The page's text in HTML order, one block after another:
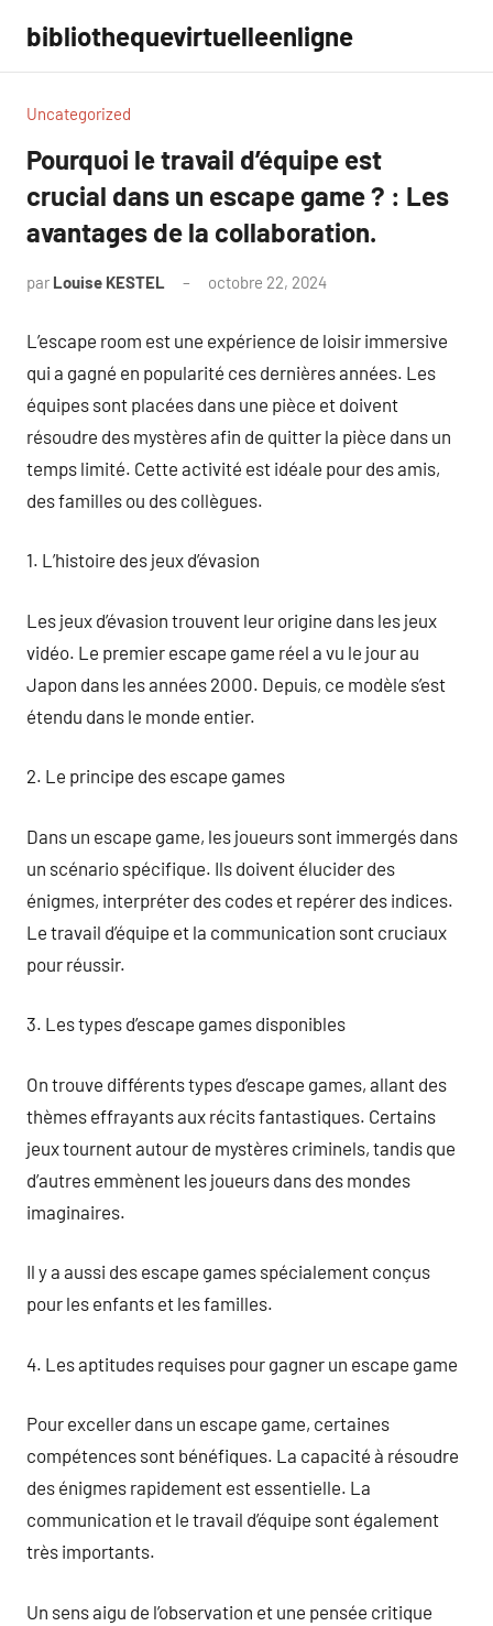
contenu
bibliothequevirtuelleenligne
Uncategorized
Pourquoi le travail d’équipe est
crucial dans un escape game ? : Les
avantages de la collaboration.
par Louise KESTEL octobre 22, 2024
L’escape room est une expérience de loisir immersive
qui a gagné en popularité ces dernières années. Les
équipes sont placées dans une pièce et doivent
résoudre des mystères afin de quitter la pièce dans un
temps limité. Cette activité est idéale pour des amis,
des familles ou des collègues.
1. L’histoire des jeux d’évasion
Les jeux d’évasion trouvent leur origine dans les jeux
vidéo. Le premier escape game réel a vu le jour au
Japon dans les années 2000. Depuis, ce modèle s’est
étendu dans le monde entier.
2. Le principe des escape games
Dans un escape game, les joueurs sont immergés dans
un scénario spécifique. Ils doivent élucider des
énigmes, interpréter des codes et repérer des indices.
Le travail d’équipe et la communication sont cruciaux
pour réussir.
3. Les types d’escape games disponibles
On trouve différents types d’escape games, allant des
thèmes effrayants aux récits fantastiques. Certains
jeux tournent autour de mystères criminels, tandis que
d’autres emmènent les joueurs dans des mondes
imaginaires.
Il y a aussi des escape games spécialement conçus
pour les enfants et les familles.
4. Les aptitudes requises pour gagner un escape game
Pour exceller dans un escape game, certaines
compétences sont bénéfiques. La capacité à résoudre
des énigmes rapidement est essentielle. La
communication et le travail d’équipe sont également
très importants.
Un sens aigu de l’observation et une pensée critique